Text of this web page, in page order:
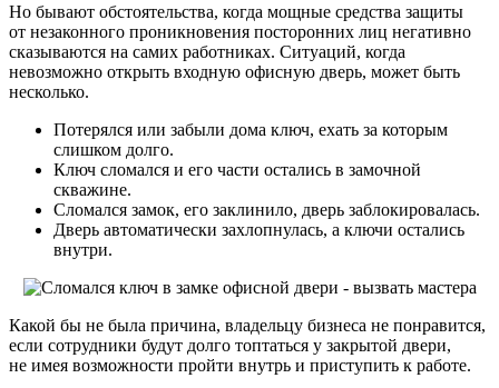
Но бывают обстоятельства, когда мощные средства защиты
от незаконного проникновения посторонних лиц негативно
сказываются на самих работниках. Ситуаций, когда
невозможно открыть входную офисную дверь, может быть
несколько.
Потерялся или забыли дома ключ, ехать за которым
слишком долго.
Ключ сломался и его части остались в замочной
скважине.
Сломался замок, его заклинило, дверь заблокировалась.
Дверь автоматически захлопнулась, а ключи остались
внутри.
Какой бы не была причина, владельцу бизнеса не понравится,
если сотрудники будут долго топтаться у закрытой двери,
не имея возможности пройти внутрь и приступить к работе.